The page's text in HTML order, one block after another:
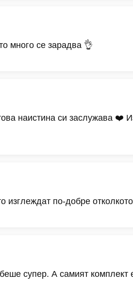
много се зарадва 👌
наистина си заслужава ❤️
изглеждат по-добре
супер. А самият